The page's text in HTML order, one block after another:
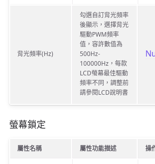
背光頻率(Hz)
勾選自訂背光頻率
後顯示，選擇背光
驅動PWM頻率
值，容許數值為
500Hz-
100000Hz，每款
LCD螢幕最佳驅動
頻率不同，調整前
請參閱LCD說明書
螢幕鎖定
屬性名稱 屬性功能描述 操